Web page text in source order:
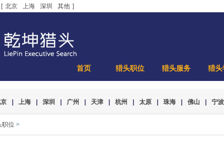
[ 北京 上海 深圳 其他 ]
首页 猎头职位 猎头服务 猎头
上海 深圳 广州 天津 杭州 太原 珠海 佛山 宁波
职位 >